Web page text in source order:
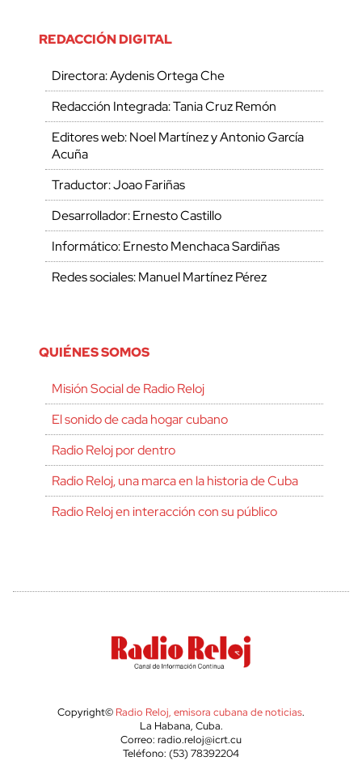
REDACCIÓN DIGITAL
Directora: Aydenis Ortega Che
Redacción Integrada: Tania Cruz Remón
Editores web: Noel Martínez y Antonio García
Acuña
Traductor: Joao Fariñas
Desarrollador: Ernesto Castillo
Informático: Ernesto Menchaca Sardiñas
Redes sociales: Manuel Martínez Pérez
QUIÉNES SOMOS
Misión Social de Radio Reloj
El sonido de cada hogar cubano
Radio Reloj por dentro
Radio Reloj, una marca en la historia de Cuba
Radio Reloj en interacción con su público
Copyright© Radio Reloj, emisora cubana de noticias.
La Habana, Cuba.
Correo: radio.reloj@icrt.cu
Teléfono: (53) 78392204